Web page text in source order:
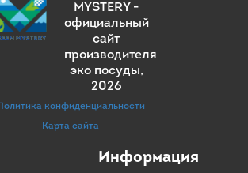
MYSTERY -
официальный
сайт
производителя
эко посуды,
2026
Политика конфиденциальности
Карта сайта
Информация